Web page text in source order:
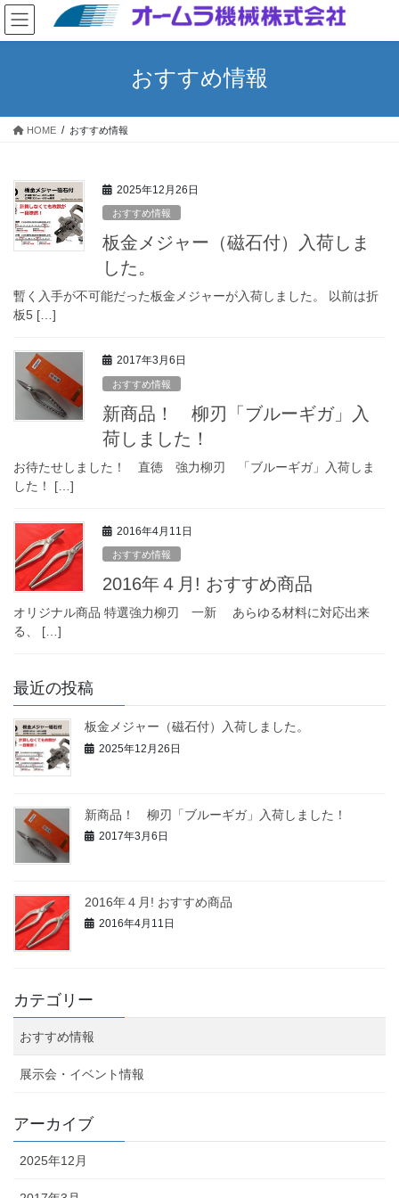
コ
ン
テ
ス
ナ
ビ
ゲ
ン
おすすめ情報
HOME おすすめ情報
2025年12月26日
おすすめ情報
板金メジャー（磁石付）入荷しま
した。
暫く入手が不可能だった板金メジャーが入荷しました。 以前は折
板5 […]
2017年3月6日
おすすめ情報
新商品！ 柳刃「ブルーギガ」入
荷しました！
お待たせしました！ 直徳 強力柳刃 「ブルーギガ」入荷しま
した！ […]
2016年4月11日
おすすめ情報
2016年４月! おすすめ商品
オリジナル商品 特選強力柳刃 一新 あらゆる材料に対応出来
る、 […]
最近の投稿
板金メジャー（磁石付）入荷しました。
2025年12月26日
新商品！ 柳刃「ブルーギガ」入荷しました！
2017年3月6日
2016年４月! おすすめ商品
2016年4月11日
カテゴリー
おすすめ情報
展示会・イベント情報
アーカイブ
2025年12月